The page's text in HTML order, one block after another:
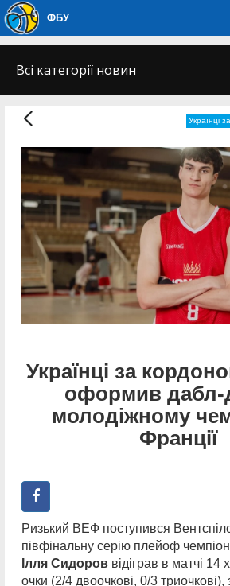
ФБУ
Всі категорії новин
Українці
Українці за
оформив дабл-
молодіжному
Франції
Ризький ВЕФ поступився
півфінальну серію плейоф
Ілля Сидоров відіграв в матчі
очки (2/4 двоочкові, 0/3 триочкові),